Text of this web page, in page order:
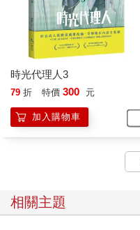
時光代理人3
79 折 特價 300 元
加入購物車
相關主題